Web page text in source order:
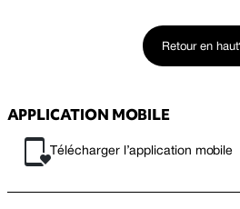
Retour en haut
APPLICATION MOBILE
Télécharger l’application mobile